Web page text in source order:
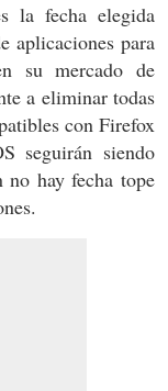
la fecha elegida
aplicaciones para
su mercado de
a eliminar todas
con Firefox
seguirán siendo
no hay fecha tope